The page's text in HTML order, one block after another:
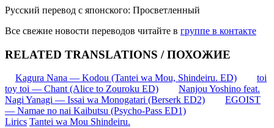
Русский перевод с японского: Просветленный
Все свежие новости переводов читайте в группе в контакте
RELATED TRANSLATIONS / ПОХОЖИЕ
Kagura Nana — Kodou (Tantei wa Mou, Shindeiru. ED)
toi
toy toi — Chant (Alice to Zouroku ED)
Nanjou Yoshino feat.
Nagi Yanagi — Issai wa Monogatari (Berserk ED2)
EGOIST
— Namae no nai Kaibutsu (Psycho-Pass ED1)
Lirics Tantei wa Mou Shindeiru.